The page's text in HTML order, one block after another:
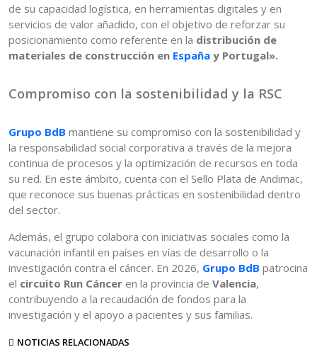
de su capacidad logística, en herramientas digitales y en
servicios de valor añadido, con el objetivo de reforzar su
posicionamiento como referente en la distribución de
materiales de construcción en España y Portugal».
Compromiso con la sostenibilidad y la RSC
Grupo BdB mantiene su compromiso con la sostenibilidad y
la responsabilidad social corporativa a través de la mejora
continua de procesos y la optimización de recursos en toda
su red. En este ámbito, cuenta con el Sello Plata de Andimac,
que reconoce sus buenas prácticas en sostenibilidad dentro
del sector.
Además, el grupo colabora con iniciativas sociales como la
vacunación infantil en países en vías de desarrollo o la
investigación contra el cáncer. En 2026, Grupo BdB patrocina
el circuito Run Cáncer en la provincia de Valencia,
contribuyendo a la recaudación de fondos para la
investigación y el apoyo a pacientes y sus familias.
NOTICIAS RELACIONADAS